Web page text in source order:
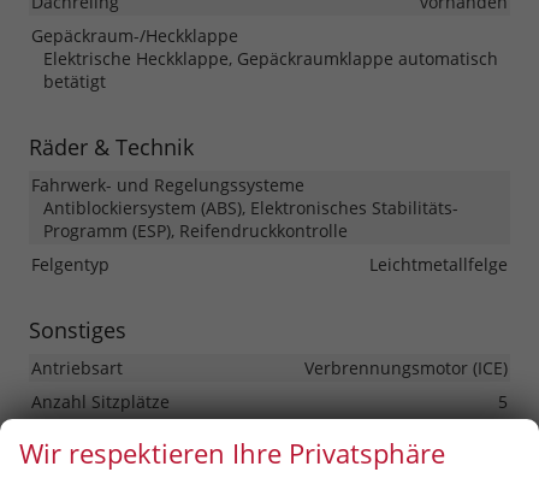
Gepäckraum-/Heckklappe
Elektrische Heckklappe, Gepäckraumklappe automatisch
betätigt
Räder & Technik
Fahrwerk- und Regelungssysteme
Antiblockiersystem (ABS), Elektronisches Stabilitäts-
Programm (ESP), Reifendruckkontrolle
Felgentyp
Leichtmetallfelge
Sonstiges
Antriebsart
Verbrennungsmotor (ICE)
Anzahl Sitzplätze
5
Erstzulassung
01.04.2026
Wir respektieren Ihre Privatsphäre